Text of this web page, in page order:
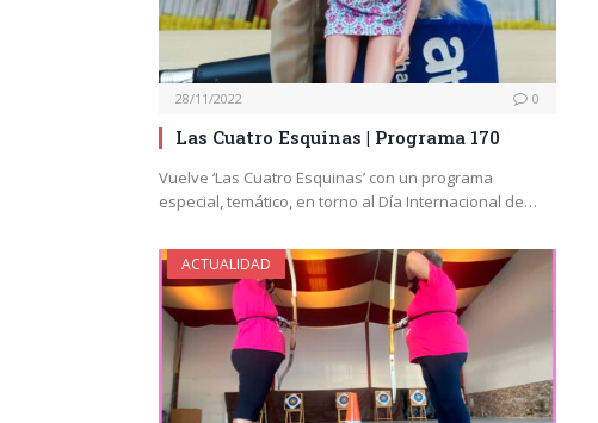
28/11/2022 0
Las Cuatro Esquinas | Programa 170
Vuelve ‘Las Cuatro Esquinas’ con un programa
especial, temático, en torno al Día Internacional de…
ACTUALIDAD